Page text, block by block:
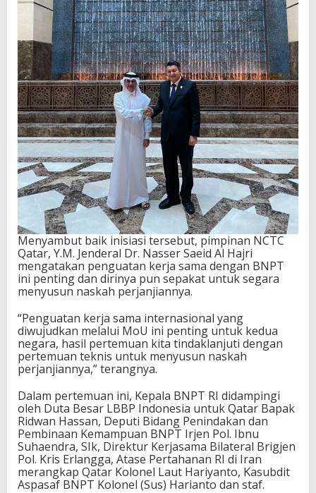
Menyambut baik inisiasi tersebut, pimpinan NCTC
Qatar, Y.M. Jenderal Dr. Nasser Saeid Al Hajri
mengatakan penguatan kerja sama dengan BNPT
ini penting dan dirinya pun sepakat untuk segara
menyusun naskah perjanjiannya.
“Penguatan kerja sama internasional yang
diwujudkan melalui MoU ini penting untuk kedua
negara, hasil pertemuan kita tindaklanjuti dengan
pertemuan teknis untuk menyusun naskah
perjanjiannya,” terangnya.
Dalam pertemuan ini, Kepala BNPT RI didampingi
oleh Duta Besar LBBP Indonesia untuk Qatar Bapak
Ridwan Hassan, Deputi Bidang Penindakan dan
Pembinaan Kemampuan BNPT Irjen Pol. Ibnu
Suhaendra, SIk, Direktur Kerjasama Bilateral Brigjen
Pol. Kris Erlangga, Atase Pertahanan RI di Iran
merangkap Qatar Kolonel Laut Hariyanto, Kasubdit
Aspasaf BNPT Kolonel (Sus) Harianto dan staf.